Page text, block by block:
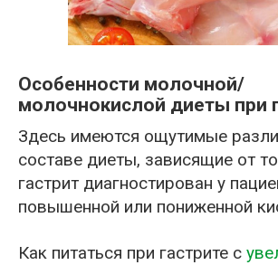
Особенности молочной/
молочнокислой диеты при
Здесь имеются ощутимые
составе диеты, зависящие от
гастрит диагностирован у
повышенной или пониженной
Как питаться при гастрите с